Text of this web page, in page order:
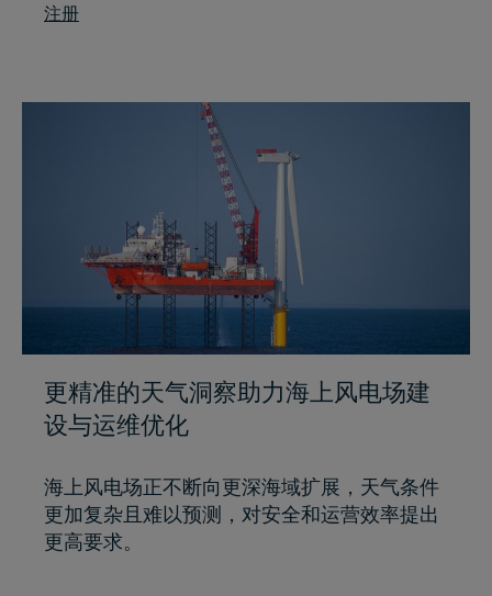
注册
更精准的天气洞察助力海上风电场建
设与运维优化
海上风电场正不断向更深海域扩展，天气条件
更加复杂且难以预测，对安全和运营效率提出
更高要求。